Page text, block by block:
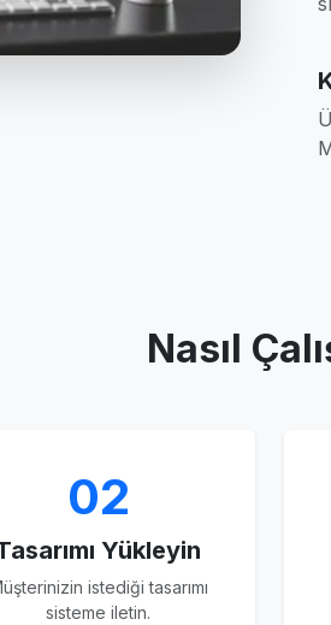
Nasıl
02
Yükleyin
istediği tasarımı
sisteme iletin.